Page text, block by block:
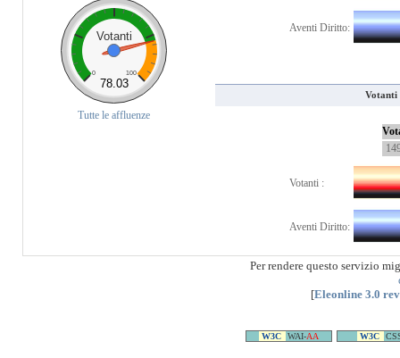
Votanti
0 100
78.03
Tutte le affluenze
Aventi Diritto:
Votanti
Votanti :
Aventi Diritto:
Per rendere questo servizio
[Eleonline 3.0
W3C WAI-AA W3C